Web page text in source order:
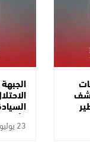
23 يوليو 2025